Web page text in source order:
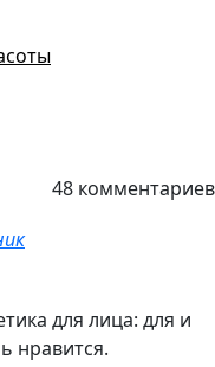
48 комментариев
для лица: для и
нравится.